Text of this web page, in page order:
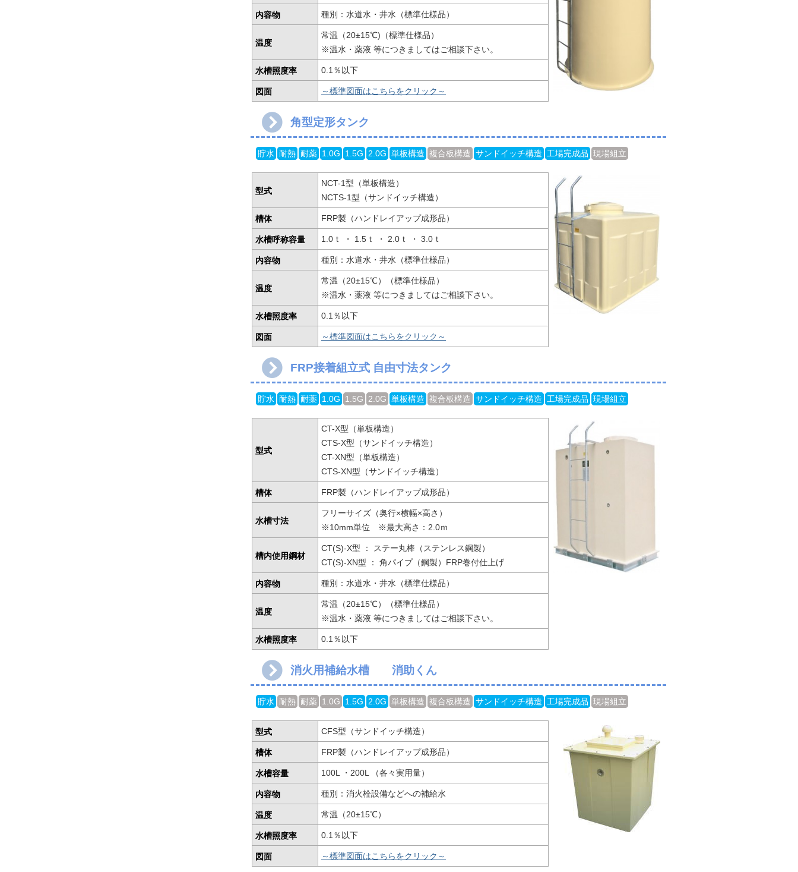
内容物 種別：水道水・井水（標準仕様品）
温度
常温（20±15℃)（標準仕様品）
※温水・薬液 等につきましてはご相談下さい。
水槽照度率 0.1％以下
図面 ～標準図面はこちらをクリック～
角型定形タンク
貯水 耐熱 耐薬 1.0G 1.5G 2.0G 単板構造 複合板構造 サンドイッチ構造 工場完成品 現場組立
型式
NCT-1型（単板構造）
NCTS-1型（サンドイッチ構造）
槽体 FRP製（ハンドレイアップ成形品）
水槽呼称容量 1.0ｔ ・ 1.5ｔ ・ 2.0ｔ ・ 3.0ｔ
内容物 種別：水道水・井水（標準仕様品）
温度
常温（20±15℃）（標準仕様品）
※温水・薬液 等につきましてはご相談下さい。
水槽照度率 0.1％以下
図面 ～標準図面はこちらをクリック～
FRP接着組立式 自由寸法タンク
貯水 耐熱 耐薬 1.0G 1.5G 2.0G 単板構造 複合板構造 サンドイッチ構造 工場完成品 現場組立
型式
CT-X型（単板構造）
CTS-X型（サンドイッチ構造）
CT-XN型（単板構造）
CTS-XN型（サンドイッチ構造）
槽体 FRP製（ハンドレイアップ成形品）
水槽寸法
フリーサイズ（奥行×横幅×高さ）
※10mm単位 ※最大高さ：2.0ｍ
槽内使用鋼材
CT(S)-X型 ： ステー丸棒（ステンレス鋼製）
CT(S)-XN型 ： 角パイプ（鋼製）FRP巻付仕上げ
内容物 種別：水道水・井水（標準仕様品）
温度
常温（20±15℃）（標準仕様品）
※温水・薬液 等につきましてはご相談下さい。
水槽照度率 0.1％以下
消火用補給水槽 消助くん
貯水 耐熱 耐薬 1.0G 1.5G 2.0G 単板構造 複合板構造 サンドイッチ構造 工場完成品 現場組立
型式 CFS型（サンドイッチ構造）
槽体 FRP製（ハンドレイアップ成形品）
水槽容量 100L ・200L （各々実用量）
内容物 種別：消火栓設備などへの補給水
温度 常温（20±15℃）
水槽照度率 0.1％以下
図面 ～標準図面はこちらをクリック～